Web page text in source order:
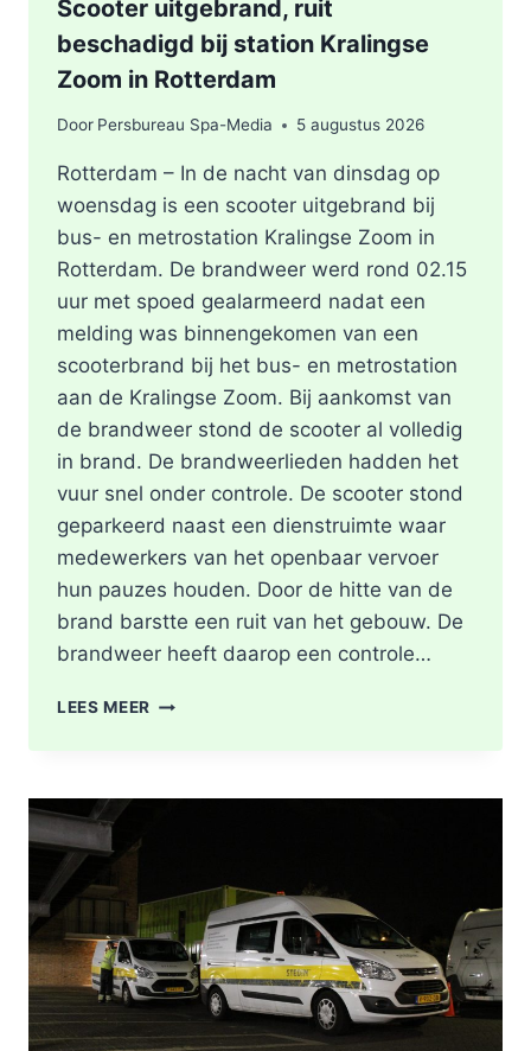
Scooter uitgebrand, ruit
beschadigd bij station Kralingse
Zoom in Rotterdam
Door Persbureau Spa-Media 5 augustus 2026
Rotterdam – In de nacht van dinsdag op
woensdag is een scooter uitgebrand bij
bus- en metrostation Kralingse Zoom in
Rotterdam. De brandweer werd rond 02.15
uur met spoed gealarmeerd nadat een
melding was binnengekomen van een
scooterbrand bij het bus- en metrostation
aan de Kralingse Zoom. Bij aankomst van
de brandweer stond de scooter al volledig
in brand. De brandweerlieden hadden het
vuur snel onder controle. De scooter stond
geparkeerd naast een dienstruimte waar
medewerkers van het openbaar vervoer
hun pauzes houden. Door de hitte van de
brand barstte een ruit van het gebouw. De
brandweer heeft daarop een controle…
LEES MEER SCOOTER
BIJ
IN
ROTTERDAM